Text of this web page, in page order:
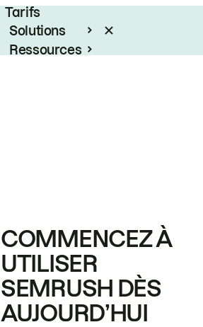
Tarifs
Solutions
Ressources
COMMENCEZ À
UTILISER
SEMRUSH DÈS
AUJOURD’HUI